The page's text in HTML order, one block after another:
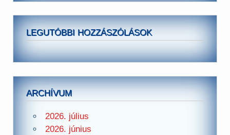
LEGUTÓBBI HOZZÁSZÓLÁSOK
ARCHÍVUM
2026. július
2026. június